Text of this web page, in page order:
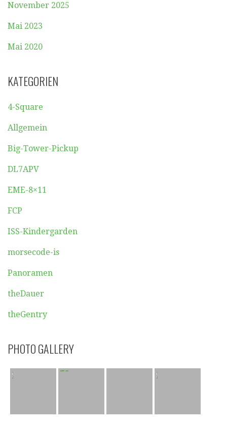
November 2025
Mai 2023
Mai 2020
KATEGORIEN
4-Square
Allgemein
Big-Tower-Pickup
DL7APV
EME-8×11
FCP
ISS-Kindergarden
morsecode-is
Panoramen
theDauer
theGentry
PHOTO GALLERY